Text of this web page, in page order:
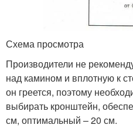
Схема просмотра
Производители не
над камином и вплотную к
он греется, поэтому
выбирать кронштейн,
см, оптимальный – 20 см.